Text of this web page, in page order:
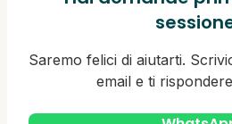
Saremo felici di aiutarti.
email e ti